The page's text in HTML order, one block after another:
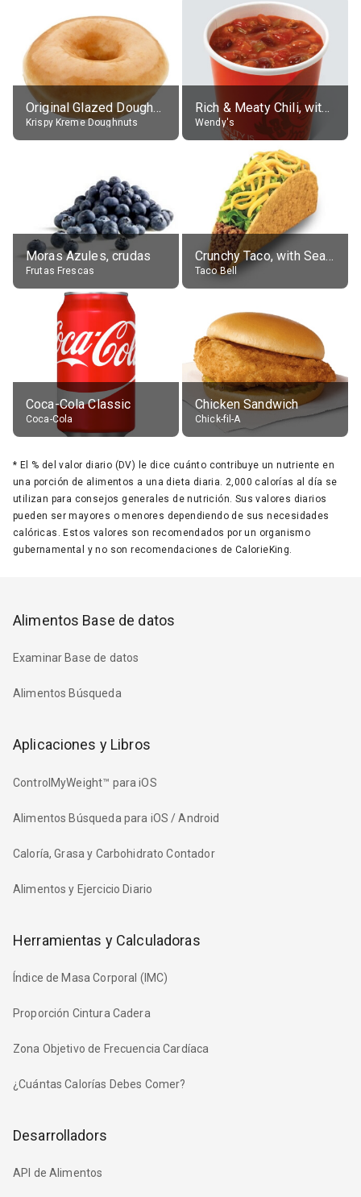
Original Glazed Doughnut
Krispy Kreme Doughnuts
Rich & Meaty Chili, without toppings, large
Wendy's
Moras Azules, crudas
Frutas Frescas
Crunchy Taco, with Seasoned Beef
Taco Bell
Coca-Cola Classic
Coca-Cola
Chicken Sandwich
Chick-fil-A
* El % del valor diario (DV) le dice cuánto contribuye un nutriente en
una porción de alimentos a una dieta diaria. 2,000 calorías al día se
utilizan para consejos generales de nutrición. Sus valores diarios
pueden ser mayores o menores dependiendo de sus necesidades
calóricas. Estos valores son recomendados por un organismo
gubernamental y no son recomendaciones de CalorieKing.
Alimentos Base de datos
Examinar Base de datos
Alimentos Búsqueda
Aplicaciones y Libros
ControlMyWeight™ para iOS
Alimentos Búsqueda para iOS / Android
Caloría, Grasa y Carbohidrato Contador
Alimentos y Ejercicio Diario
Herramientas y Calculadoras
Índice de Masa Corporal (IMC)
Proporción Cintura Cadera
Zona Objetivo de Frecuencia Cardíaca
¿Cuántas Calorías Debes Comer?
Desarrolladors
API de Alimentos